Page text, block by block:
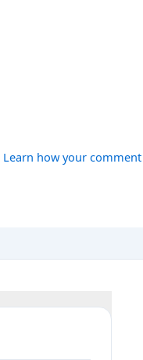
Learn how your comment